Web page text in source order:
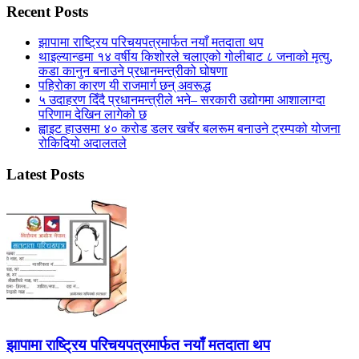
Recent Posts
झापामा राष्ट्रिय परिचयपत्रमार्फत नयाँ मतदाता थप
थाइल्यान्डमा १४ वर्षीय किशोरले चलाएको गोलीबाट ८ जनाको मृत्यु,
कडा कानुन बनाउने प्रधानमन्त्रीको घोषणा
पहिरोका कारण यी राजमार्ग छन् अवरूद्ध
५ उदाहरण दिँदै प्रधानमन्त्रीले भने– सरकारी उद्योगमा आशालाग्दा
परिणाम देखिन लागेको छ
ह्वाइट हाउसमा ४० करोड डलर खर्चेर बलरूम बनाउने ट्रम्पको योजना
रोकिदियो अदालतले
Latest Posts
झापामा राष्ट्रिय परिचयपत्रमार्फत नयाँ मतदाता थप